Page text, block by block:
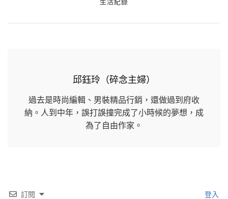
生活紀錄
邱鈺玲（碎念主婦）
過去是時尚編輯、男裝精品行銷，還做過到府收
納。人到中年，誤打誤撞完成了小時候的夢想，成
為了自由作家。
訂閱 登入